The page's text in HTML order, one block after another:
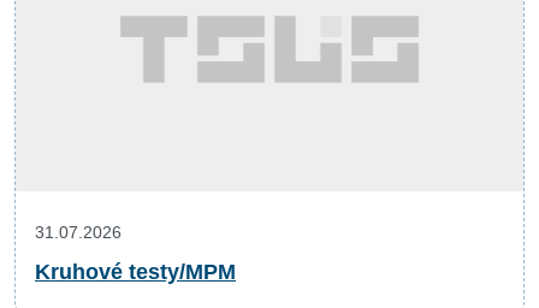
31.07.2026
Kruhové testy/MPM